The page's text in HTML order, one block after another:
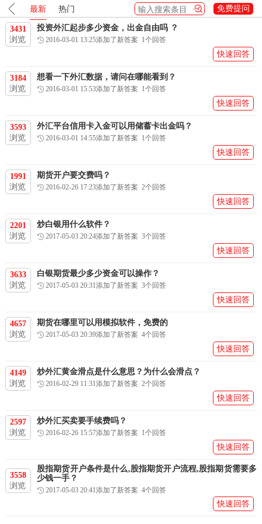
提问与回答
最新 热门 免费提问
3431
浏览
投资外汇起步多少资金，出金自由吗 ？
2016-03-01 13:25添加了新答案 1个回答
快速回答
3184
浏览
想看一下外汇数据，请问在哪能看到？
2016-03-01 15:53添加了新答案 1个回答
快速回答
3593
浏览
外汇平台信用卡入金可以用储蓄卡出金吗？
2016-03-01 14:55添加了新答案 1个回答
快速回答
1991
浏览
期货开户要交费吗？
2016-02-26 17:23添加了新答案 2个回答
快速回答
2201
浏览
炒白银用什么软件？
2017-05-03 20:24添加了新答案 3个回答
快速回答
3633
浏览
白银期货最少多少资金可以操作？
2017-05-03 20:31添加了新答案 3个回答
快速回答
4657
浏览
期货在哪里可以用模拟软件，免费的
2017-05-03 20:39添加了新答案 4个回答
快速回答
4149
浏览
炒外汇黄金滑点是什么意思？为什么会滑点？
2016-02-29 11:31添加了新答案 2个回答
快速回答
2597
浏览
炒外汇买卖要手续费吗？
2016-02-26 15:57添加了新答案 1个回答
快速回答
3558
浏览
股指期货开户条件是什么,股指期货开户流程,股指期货需要多
少钱一手？
2017-05-03 20:41添加了新答案 4个回答
快速回答
联系我们
微信公众号